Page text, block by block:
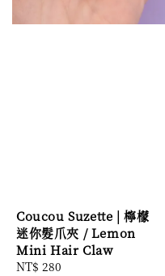
Coucou Suzette | 檸檬
迷你髮爪夾 / Lemon
Mini Hair Claw
Regular
NT$ 280